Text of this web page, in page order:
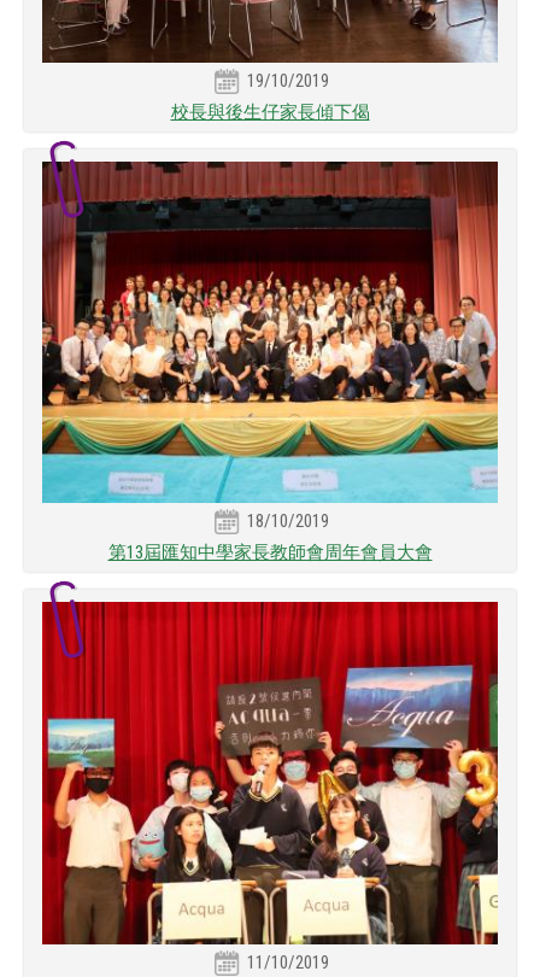
19/10/2019
校長與後生仔家長傾下偈
18/10/2019
第13屆匯知中學家長教師會周年會員大會
11/10/2019